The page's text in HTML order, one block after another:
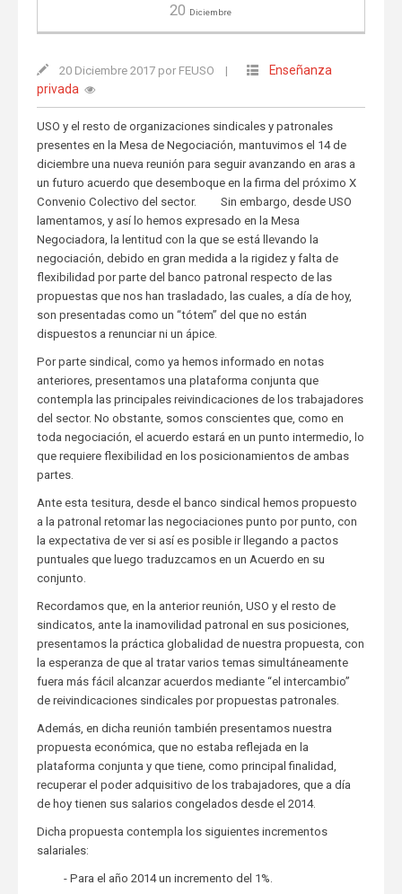
20 Diciembre
20 Diciembre 2017 por FEUSO |
Enseñanza
privada
USO y el resto de organizaciones sindicales y patronales
presentes en la Mesa de Negociación, mantuvimos el 14 de
diciembre una nueva reunión para seguir avanzando en aras a
un futuro acuerdo que desemboque en la firma del próximo X
Convenio Colectivo del sector. Sin embargo, desde USO
lamentamos, y así lo hemos expresado en la Mesa
Negociadora, la lentitud con la que se está llevando la
negociación, debido en gran medida a la rigidez y falta de
flexibilidad por parte del banco patronal respecto de las
propuestas que nos han trasladado, las cuales, a día de hoy,
son presentadas como un “tótem” del que no están
dispuestos a renunciar ni un ápice.
Por parte sindical, como ya hemos informado en notas
anteriores, presentamos una plataforma conjunta que
contempla las principales reivindicaciones de los trabajadores
del sector. No obstante, somos conscientes que, como en
toda negociación, el acuerdo estará en un punto intermedio, lo
que requiere flexibilidad en los posicionamientos de ambas
partes.
Ante esta tesitura, desde el banco sindical hemos propuesto
a la patronal retomar las negociaciones punto por punto, con
la expectativa de ver si así es posible ir llegando a pactos
puntuales que luego traduzcamos en un Acuerdo en su
conjunto.
Recordamos que, en la anterior reunión, USO y el resto de
sindicatos, ante la inamovilidad patronal en sus posiciones,
presentamos la práctica globalidad de nuestra propuesta, con
la esperanza de que al tratar varios temas simultáneamente
fuera más fácil alcanzar acuerdos mediante “el intercambio”
de reivindicaciones sindicales por propuestas patronales.
Además, en dicha reunión también presentamos nuestra
propuesta económica, que no estaba reflejada en la
plataforma conjunta y que tiene, como principal finalidad,
recuperar el poder adquisitivo de los trabajadores, que a día
de hoy tienen sus salarios congelados desde el 2014.
Dicha propuesta contempla los siguientes incrementos
salariales:
- Para el año 2014 un incremento del 1%.